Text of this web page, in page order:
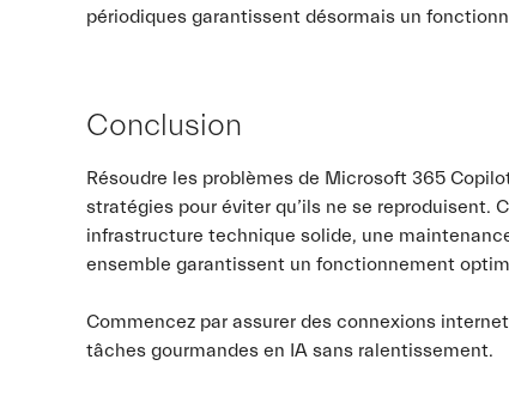
périodiques garantissent désormais un
Conclusion
Résoudre les problèmes de Microsoft 365
stratégies pour éviter qu’ils ne se reproduisent.
infrastructure technique solide, une
ensemble garantissent un fonctionnement
Commencez par assurer des connexions
tâches gourmandes en IA sans ralentissement.